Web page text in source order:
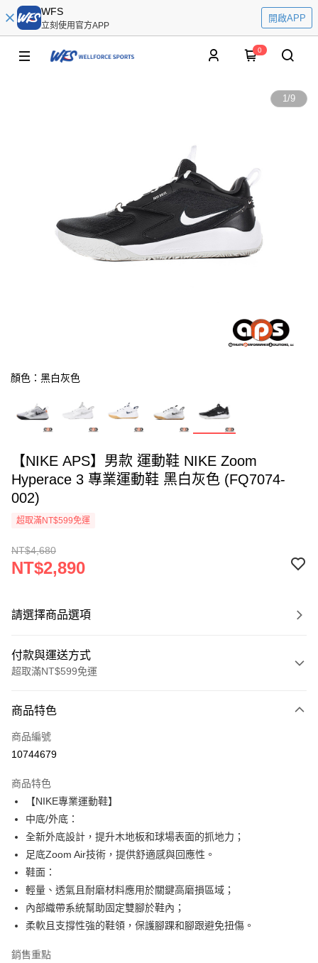
WFS
立刻使用官方APP
開啟APP
0
1/9
顏色：黑白灰色
【NIKE APS】男款 運動鞋 NIKE Zoom
Hyperace 3 專業運動鞋 黑白灰色 (FQ7074-
002)
超取滿NT$599免運
NT$4,680
NT$2,890
請選擇商品選項
付款與運送方式
超取滿NT$599免運
信用卡一次付款
超商取貨付款
運送方式
全家取貨付款
每筆NT$80，滿NT$599(含以上)免運費
付款後全家取貨
每筆NT$80，滿NT$599(含以上)免運費
7-11取貨付款
商品特色
商品編號
10744679
商品特色
【NIKE專業運動鞋】
中底/外底：
全新外底設計，提升木地板和球場表面的抓地力；
足底Zoom Air技術，提供舒適感與回應性。
鞋面：
輕量、透氣且耐磨材料應用於關鍵高磨損區域；
內部織帶系統幫助固定雙腳於鞋內；
柔軟且支撐性強的鞋領，保護腳踝和腳跟避免扭傷。
銷售重點